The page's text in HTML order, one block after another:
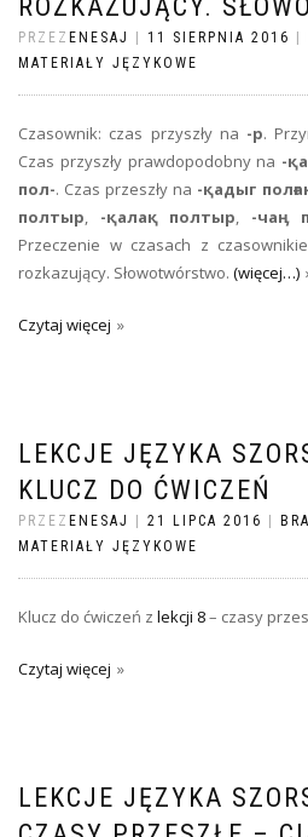
ROZKAZUJĄCY.
PRZEZ ENESAJ 11 SIERPNIA 2016
MATERIAŁY JĘZYKOWE
Czasownik: czas przyszły na -р.
Czas przyszły prawdopodobny na -
пол-. Czas przeszły na -қадыг
полтыр, -қалақ полтыр, -чаӊ
Przeczenie w czasach z
rozkazujący. Słowotwórstwo. (więcej…)
Czytaj więcej
LEKCJE JĘZYKA
KLUCZ DO ĆWICZEŃ
PRZEZ ENESAJ 21 LIPCA 2016
MATERIAŁY JĘZYKOWE
Klucz do ćwiczeń z lekcji 8– czasy
Czytaj więcej
LEKCJE JĘZYKA